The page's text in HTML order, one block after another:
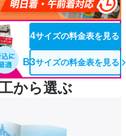
B4サイズの料金表を見る
B3サイズの料金表を見る
から選ぶ